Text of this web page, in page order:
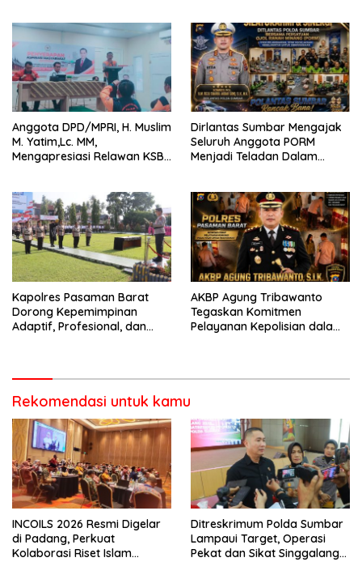
Anggota DPD/MPRI, H. Muslim
M. Yatim,Lc. MM,
Mengapresiasi Relawan KSB
Bencana
Dirlantas Sumbar Mengajak
Seluruh Anggota PORM
Menjadi Teladan Dalam
Perlengkapan Keselamatan
Berkendara
Kapolres Pasaman Barat
Dorong Kepemimpinan
Adaptif, Profesional, dan
AKBP Agung Tribawanto
Tegaskan Komitmen
Pelayanan Kepolisian dalam
Rekomendasi untuk kamu
INCOILS 2026 Resmi Digelar
di Padang, Perkuat
Kolaborasi Riset Islam
Ditreskrimum Polda Sumbar
Lampaui Target, Operasi
Pekat dan Sikat Singgalang